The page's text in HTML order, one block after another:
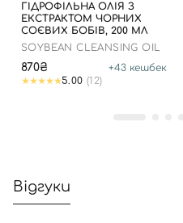
ГІДРОФІЛЬНА ОЛІЯ З
ЕКСТРАКТОМ ЧОРНИХ
СОЄВИХ БОБІВ, 200 МЛ
SOYBEAN CLEANSING OIL
870₴ +43 кешбек
5.00 (12)
Відгуки